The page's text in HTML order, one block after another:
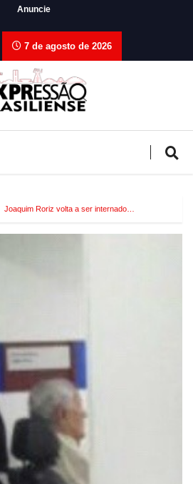
Anuncie
7 de agosto de 2026
Joaquim Roriz volta a ser internado…